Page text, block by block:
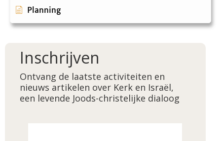
Planning
Inschrijven
Ontvang de laatste activiteiten en
nieuws artikelen over Kerk en Israël,
een levende Joods-christelijke dialoog